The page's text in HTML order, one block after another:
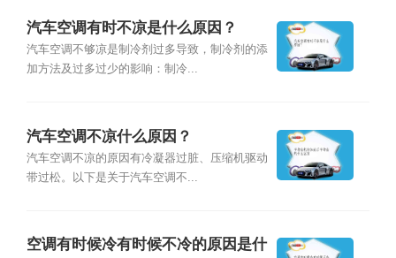
汽车空调有时不凉是什么原因？
汽车空调不够凉是制冷剂过多导致，制冷剂的添
加方法及过多过少的影响：制冷...
汽车空调不凉什么原因？
汽车空调不凉的原因有冷凝器过脏、压缩机驱动
带过松。以下是关于汽车空调不...
空调有时候冷有时候不冷的原因是什